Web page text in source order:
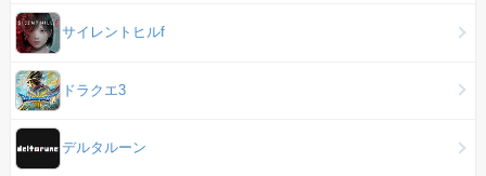
サイレントヒルf
ドラクエ3
デルタルーン